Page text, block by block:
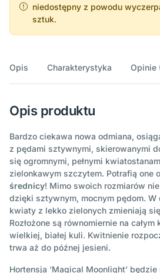
niedostępny z powodu
sztuk.
Opis Charakterystyka Opinie
Opis produktu
Bardzo ciekawa nowa odmiana,
z pędami sztywnymi, skierowanymi
się ogromnymi, pełnymi
zielonkawym szczytem. Potrafią one
średnicy! Mimo swoich rozmiarów
dzięki sztywnym, mocnym pędom.
kwiaty z lekko zielonych zmieniają
Rozłożone są równomiernie na
wielkiej, białej kuli. Kwitnienie
trwa aż do późnej jesieni.
Hortensja ‘Magical Moonlight’